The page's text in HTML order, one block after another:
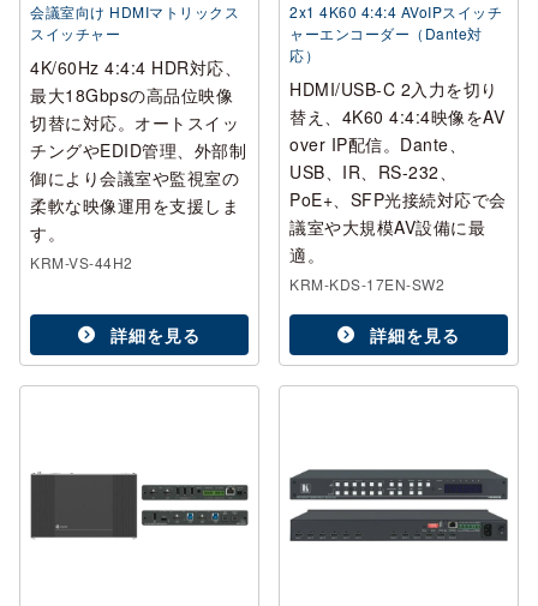
会議室向け HDMIマトリックス
スイッチャー
4K/60Hz 4:4:4 HDR対応、
最大18Gbpsの高品位映像
切替に対応。オートスイッ
チングやEDID管理、外部制
御により会議室や監視室の
柔軟な映像運用を支援しま
す。
KRM-VS-44H2
詳細を見る
2x1 4K60 4:4:4 AVoIPスイッチ
ャーエンコーダー（Dante対
応）
HDMI/USB-C 2入力を切り
替え、4K60 4:4:4映像をAV
over IP配信。Dante、
USB、IR、RS-232、
PoE+、SFP光接続対応で会
議室や大規模AV設備に最
適。
KRM-KDS-17EN-SW2
詳細を見る